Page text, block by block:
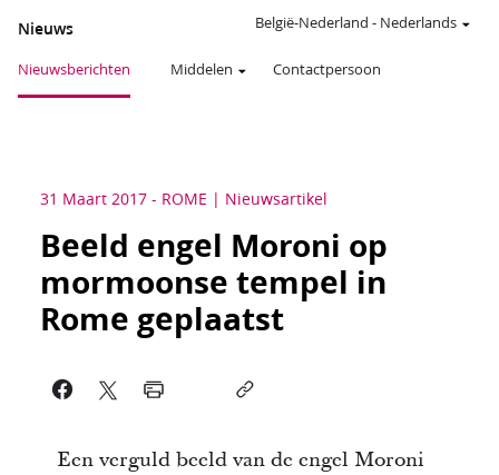
Nieuws
Nieuwsberichten Middelen Contactpersoon
België-Nederland - Nederlands
31 Maart 2017 - ROME Nieuwsartikel
Beeld engel Moroni op
mormoonse tempel in
Rome geplaatst
Een verguld beeld van de engel Moroni